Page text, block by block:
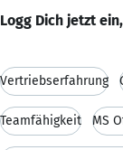
Logg Dich jetzt
Vertriebserfahrung
Teamfähigkeit MS